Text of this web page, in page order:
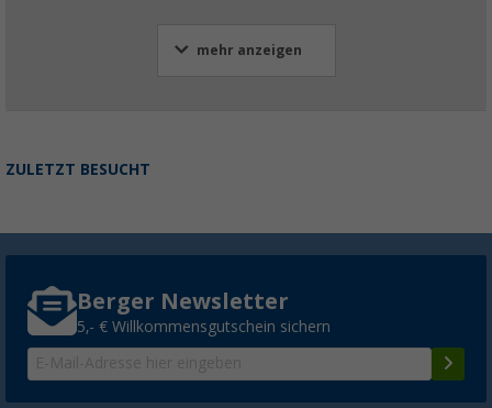
mehr anzeigen
ZULETZT BESUCHT
Berger Newsletter
5,- € Willkommensgutschein sichern